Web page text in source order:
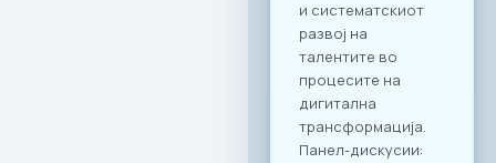
„CONNECT & TASTE“
низата активности
кои имаат за цел
да ја зајакнат ИКТ
заедницата преку
квалитетно